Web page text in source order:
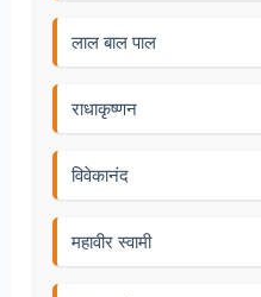
लाल बाल पाल
राधाकृष्णन
विवेकानंद
महावीर स्वामी